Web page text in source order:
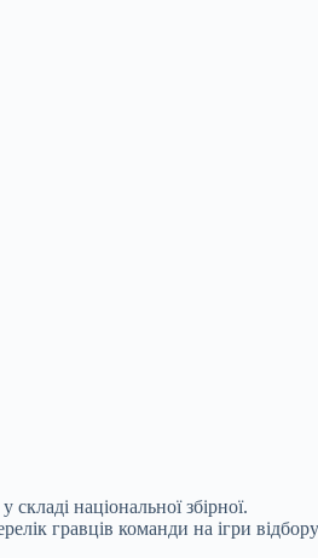
національної збірної.
гравців команди на ігри